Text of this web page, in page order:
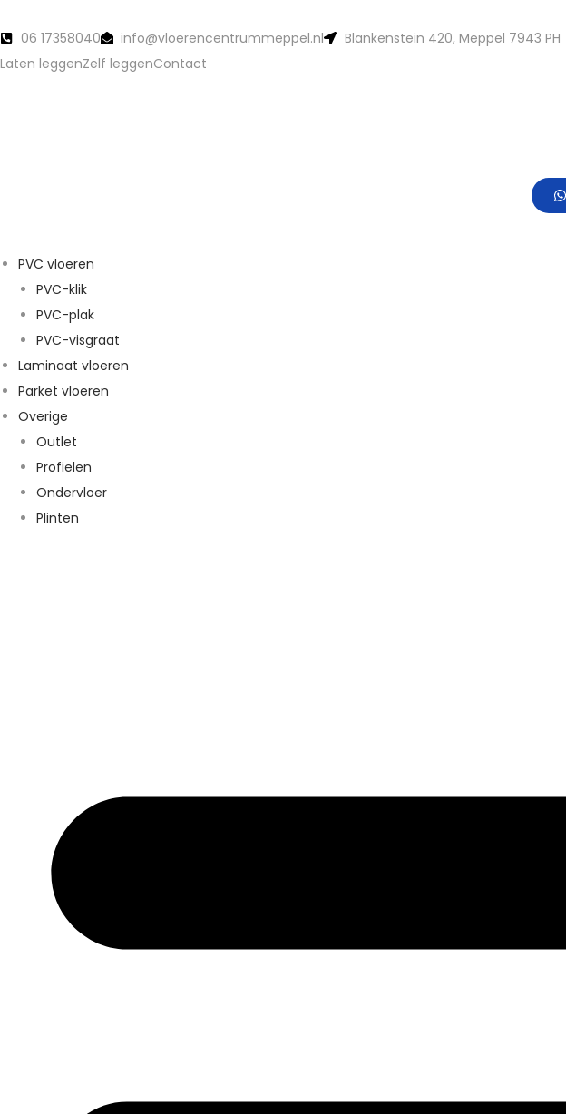
06 17358040 info@vloerencentrummeppel.nl
Blankenstein 420, Meppel 7943 PH
Laten leggenZelf leggenContact
PVC vloeren
PVC-klik
PVC-plak
PVC-visgraat
Laminaat vloeren
Parket vloeren
Overige
Outlet
Profielen
Ondervloer
Plinten